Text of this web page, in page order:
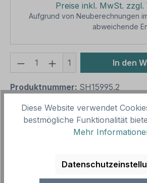
Preise inkl. MwSt. zzgl.
Aufgrund von Neuberechnungen
abweichende
Produkt Anzahl: Gib
1 In den
Produktnummer: SH15995.2
Größen und Ausführungen als
Diese Website verwendet
bestmögliche Funktionalität
Mehr